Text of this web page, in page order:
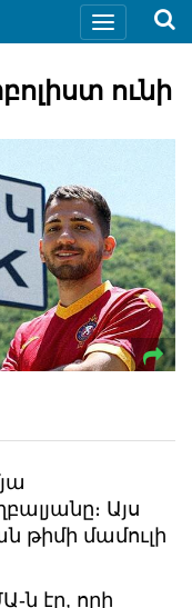
ունի
Այս
թիմի մամուլի
ն էր, որի